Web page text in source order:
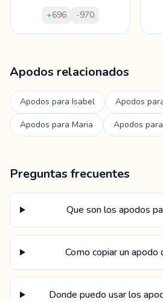
+696 -970
Apodos relacionados
Apodos para Isabel Apodos
Apodos para Maria Apodos para
Preguntas frecuentes
Que son los apodos
Como copiar un apodo
Donde puedo usar los